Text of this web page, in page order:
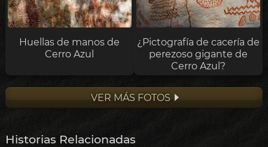
Huellas de manos de
Cerro Azul
¿Pictografía de cacería de
perezoso gigante de
Cerro Azul?
VER MÁS FOTOS
Historias Relacionadas